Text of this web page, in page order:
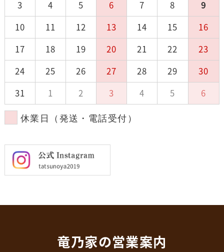
3 4 5 6 7 8
9
10
11 12 13 14 15
16
17
18 19 20 21 22
23
24
25 26 27 28 29
30
31
1 2 3 4 5 6
休業日（発送・電話受付）
竜乃家の営業案内